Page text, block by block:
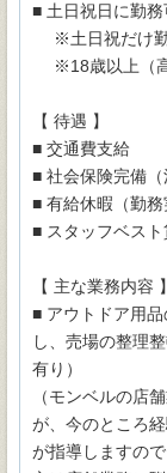
■ 土日祝日に勤務
※土日祝だけ勤
※18歳以上（高
【 待遇 】
■ 交通費支給
■ 社会保険完備（
■ 有給休暇（勤務
■ スタッフベスト
【 主な業務内容 】
■ アウトドア用
し、売場の整理
有り）
（モンベルの店
が、今のところ
が指導しますの